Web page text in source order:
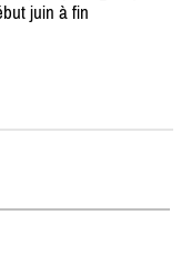
juin à fin